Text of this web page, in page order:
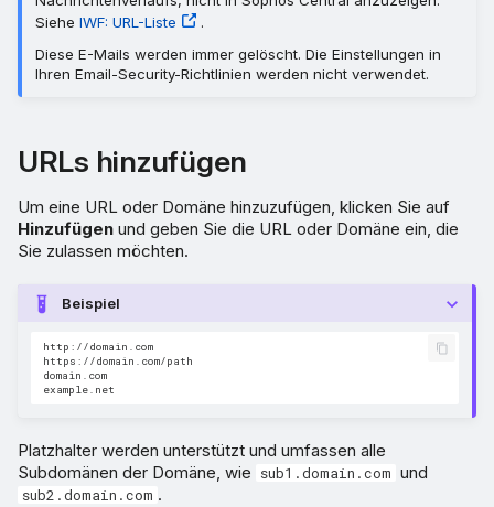
Siehe IWF: URL-Liste
.
Diese E-Mails werden immer gelöscht. Die Einstellungen in
Ihren Email-Security-Richtlinien werden nicht verwendet.
URLs hinzufügen
Um eine URL oder Domäne hinzuzufügen, klicken Sie auf
Hinzufügen und geben Sie die URL oder Domäne ein, die
Sie zulassen möchten.
Beispiel
http://domain.com
https://domain.com/path
domain.com
Platzhalter werden unterstützt und umfassen alle
Subdomänen der Domäne, wie
sub1.domain.com und
sub2.domain.com .